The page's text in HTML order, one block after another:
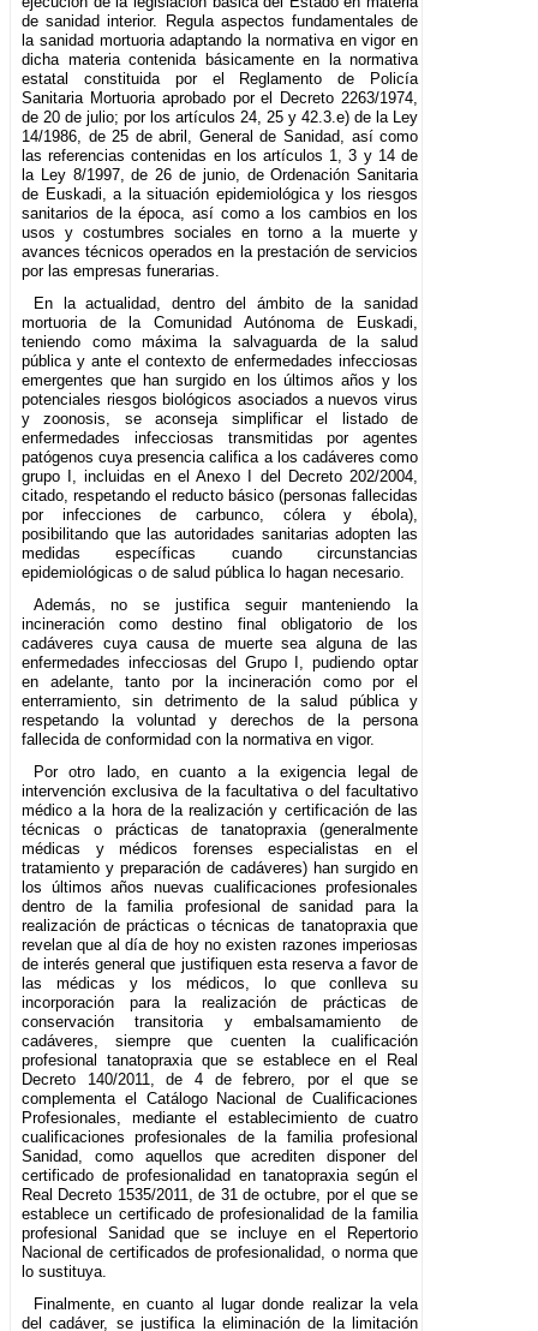
de sanidad interior. Regula aspectos fundamentales de
la sanidad mortuoria adaptando la normativa en vigor en
dicha materia contenida básicamente en la normativa
estatal constituida por el Reglamento de Policía
Sanitaria Mortuoria aprobado por el Decreto 2263/1974,
de 20 de julio; por los artículos 24, 25 y 42.3.e) de la Ley
14/1986, de 25 de abril, General de Sanidad, así como
las referencias contenidas en los artículos 1, 3 y 14 de
la Ley 8/1997, de 26 de junio, de Ordenación Sanitaria
de Euskadi, a la situación epidemiológica y los riesgos
sanitarios de la época, así como a los cambios en los
usos y costumbres sociales en torno a la muerte y
avances técnicos operados en la prestación de servicios
por las empresas funerarias.
En la actualidad, dentro del ámbito de la sanidad
mortuoria de la Comunidad Autónoma de Euskadi,
teniendo como máxima la salvaguarda de la salud
pública y ante el contexto de enfermedades infecciosas
emergentes que han surgido en los últimos años y los
potenciales riesgos biológicos asociados a nuevos virus
y zoonosis, se aconseja simplificar el listado de
enfermedades infecciosas transmitidas por agentes
patógenos cuya presencia califica a los cadáveres como
grupo I, incluidas en el Anexo I del Decreto 202/2004,
citado, respetando el reducto básico (personas fallecidas
por infecciones de carbunco, cólera y ébola),
posibilitando que las autoridades sanitarias adopten las
medidas específicas cuando circunstancias
epidemiológicas o de salud pública lo hagan necesario.
Además, no se justifica seguir manteniendo la
incineración como destino final obligatorio de los
cadáveres cuya causa de muerte sea alguna de las
enfermedades infecciosas del Grupo I, pudiendo optar
en adelante, tanto por la incineración como por el
enterramiento, sin detrimento de la salud pública y
respetando la voluntad y derechos de la persona
fallecida de conformidad con la normativa en vigor.
Por otro lado, en cuanto a la exigencia legal de
intervención exclusiva de la facultativa o del facultativo
médico a la hora de la realización y certificación de las
técnicas o prácticas de tanatopraxia (generalmente
médicas y médicos forenses especialistas en el
tratamiento y preparación de cadáveres) han surgido en
los últimos años nuevas cualificaciones profesionales
dentro de la familia profesional de sanidad para la
realización de prácticas o técnicas de tanatopraxia que
revelan que al día de hoy no existen razones imperiosas
de interés general que justifiquen esta reserva a favor de
las médicas y los médicos, lo que conlleva su
incorporación para la realización de prácticas de
conservación transitoria y embalsamamiento de
cadáveres, siempre que cuenten la cualificación
profesional tanatopraxia que se establece en el Real
Decreto 140/2011, de 4 de febrero, por el que se
complementa el Catálogo Nacional de Cualificaciones
Profesionales, mediante el establecimiento de cuatro
cualificaciones profesionales de la familia profesional
Sanidad, como aquellos que acrediten disponer del
certificado de profesionalidad en tanatopraxia según el
Real Decreto 1535/2011, de 31 de octubre, por el que se
establece un certificado de profesionalidad de la familia
profesional Sanidad que se incluye en el Repertorio
Nacional de certificados de profesionalidad, o norma que
lo sustituya.
Finalmente, en cuanto al lugar donde realizar la vela
del cadáver, se justifica la eliminación de la limitación